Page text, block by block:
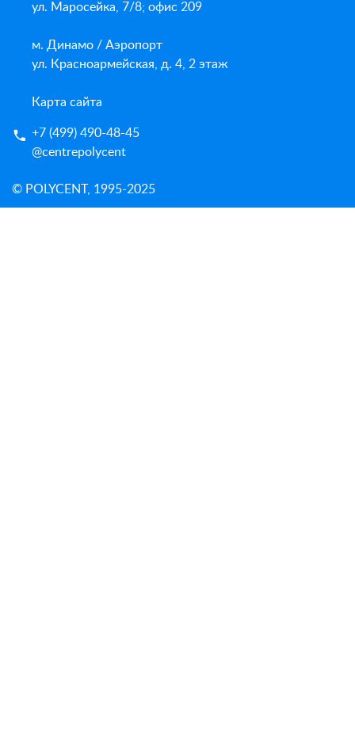
ул. Маросейка, 7/8; офис 209
м. Динамо / Аэропорт
ул. Красноармейская, д. 4, 2 этаж
Карта сайта
+7 (499) 490-48-45
@centrepolycent
© POLYCENT, 1995-2025